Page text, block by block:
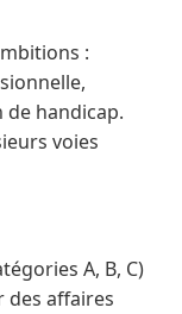
:
handicap.
voies
A, B, C)
des affaires